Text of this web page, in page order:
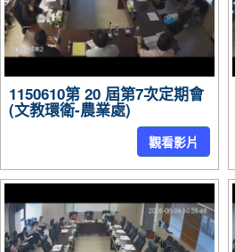
1150610第 20 屆第7次定期會
(文教環衛-農業處)
觀看影片